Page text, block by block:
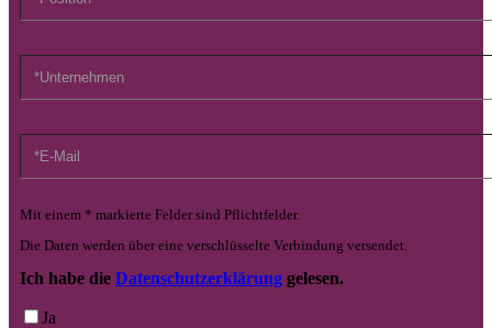
Mit einem * markierte Felder sind Pflichtfelder.
Die Daten werden über eine verschlüsselte Verbindung versendet.
Ich habe die Datenschutzerklärung gelesen.
Ja